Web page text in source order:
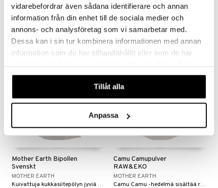
vidarebefordrar även sådana identifierare och annan
information från din enhet till de sociala medier och
annons- och analysföretag som vi samarbetar med.
Dessa kan i sin tur kombinera informationen med annan
information som du har tillhandahållit eller som de har
våra cookies vid fortsatt användande av vår webbplats.
Tillåt alla
Anpassa
RAWPOWDER
14,90
BIOTTA
4,90
Mother Earth Bipollen
Svenskt
MOTHER EARTH
Kuivattuja kukkasiitepölyn jyviä Österlenistä.
Camu Camupulver
RAW&EKO
MOTHER EARTH
Camu Camu -hedelmä sisältää runsaasti C-vitamiinia ja siinä on hyvä hapan maku.